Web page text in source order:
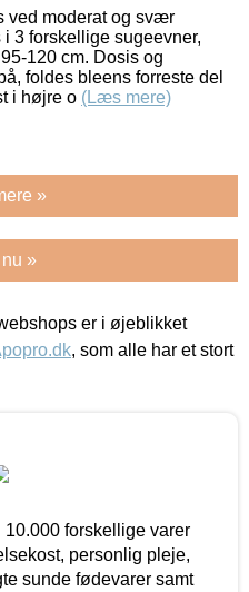
ved moderat og svær
3 forskellige sugeevner,
120 cm. Dosis og
foldes bleens forreste del
i højre o (Læs mere)
»
»
er i øjeblikket
, som alle har et stort
forskellige varer
personlig pleje,
sunde fødevarer samt